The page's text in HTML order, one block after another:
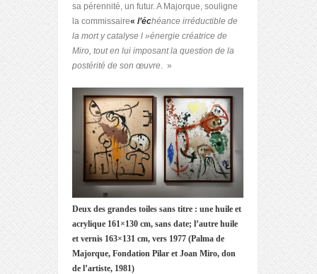
sa pérennité, un futur. A Majorque, souligne
la commissaire« l’échéance irréductible de
la mort y catalyse l »énergie créatrice de
Miro, tout en lui imposant la question de la
postérité de son œuvre. »
Deux des grandes toiles sans titre : une huile et
acrylique 161×130 cm, sans date; l’autre huile
et vernis 163×131 cm, vers 1977 (Palma de
Majorque, Fondation Pilar et Joan Miro, don
de l’artiste, 1981)